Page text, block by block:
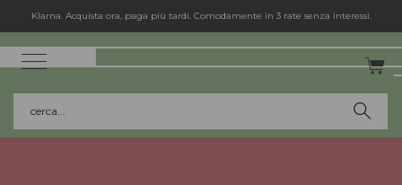
Klarna. Acquista ora, paga più tardi. Comodamente in 3 rate senza interessi.
cerca...